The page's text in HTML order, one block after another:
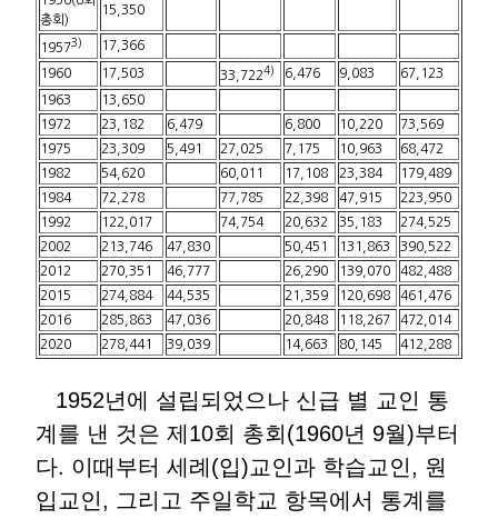
총회)
15,350
19573) 17,366
1960 17,503 33,7224) 6,476 9,083
67,123
1963
13,650
1972
23,182 6,479 6,800 10,220
73,569
1975
23,309 5,491 27,025 7,175 10,963
68,472
1982
54,620 60,011 17,108 23,384
179,489
1984
72,278 77,785 22,398 47,915
223,950
1992
122,017 74,754 20,632 35,183
274,525
2002
213,746 47,830 50,451 131,863
390,522
2012
270,351 46,777 26,290 139,070
482,488
2015
274,884 44,535 21,359 120,698
461,476
2016
285,863 47,036 20,848 118,267
472,014
2020
278,441 39,039 14,663 80,145 412,288
1952년에 설립되었으나 신급 별 교인 통
계를 낸 것은 제10회 총회(1960년 9월)부터
다. 이때부터 세례(입)교인과 학습교인, 원
입교인, 그리고 주일학교 항목에서 통계를